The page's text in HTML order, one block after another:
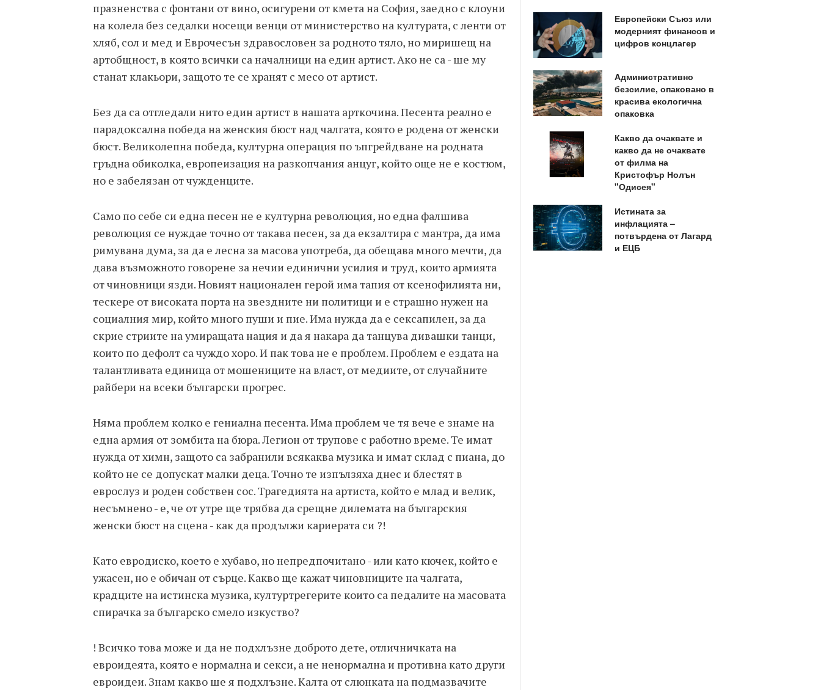
празненства с фонтани от вино, осигурени от кмета на София, заедно с клоуни
на колела без седалки носещи венци от министерство на културата, с ленти от
хляб, сол и мед и Еврочесън здравословен за родното тяло, но миришещ на
артобщност, в която всички са началници на един артист. Ако не са - ше му
станат клакьори, защото те се хранят с месо от артист.
Без да са отгледали нито един артист в нашата арткочина. Песента реално е
парадоксална победа на женския бюст над чалгата, която е родена от женски
бюст. Великолепна победа, културна операция по ъпгрейдване на родната
гръдна обиколка, европеизация на разкопчания анцуг, който още не е костюм,
но е забелязан от чужденците.
Само по себе си една песен не е културна революция, но една фалшива
революция се нуждае точно от такава песен, за да екзалтира с мантра, да има
римувана дума, за да е лесна за масова употреба, да обещава много мечти, да
дава възможното говорене за нечии единични усилия и труд, които армията
от чиновници язди. Новият национален герой има тапия от ксенофилията ни,
тескере от високата порта на звездните ни политици и е страшно нужен на
социалния мир, който много пуши и пие. Има нужда да е сексапилен, за да
скрие стриите на умиращата нация и да я накара да танцува дивашки танци,
които по дефолт са чуждо хоро. И пак това не е проблем. Проблем е ездата на
талантливата единица от мошениците на власт, от медиите, от случайните
райбери на всеки български прогрес.
Няма проблем колко е гениална песента. Има проблем че тя вече е знаме на
една армия от зомбита на бюра. Легион от трупове с работно време. Те имат
нужда от химн, защото са забранили всякаква музика и имат склад с пиана, до
който не се допускат малки деца. Точно те изпълзяха днес и блестят в
еврослуз и роден собствен сос. Трагедията на артиста, който е млад и велик,
несъмнено - е, че от утре ще трябва да срещне дилемата на българския
женски бюст на сцена - как да продължи кариерата си ?!
Като евродиско, което е хубаво, но непредпочитано - или като кючек, който е
ужасен, но е обичан от сърце. Какво ще кажат чиновниците на чалгата,
крадците на истинска музика, културтрегерите които са педалите на масовата
спирачка за българско смело изкуство?
! Всичко това може и да не подхлъзне доброто дете, отличничката на
евроидеята, която е нормална и секси, а не ненормална и противна като други
евроидеи. Знам какво ше я подхлъзне. Калта от слюнката на подмазвачите
Европейски Съюз или
модерният финансов и
цифров концлагер
Административно
безсилие, опаковано в
красива екологична
опаковка
Какво да очаквате и
какво да не очаквате
от филма на
Кристофър Нолън
"Одисея"
Истината за
инфлацията –
потвърдена от Лагард
и ЕЦБ